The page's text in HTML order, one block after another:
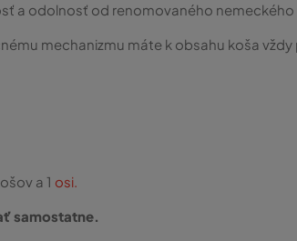
a odolnosť od renomovaného nemeckého
mechanizmu máte k obsahu koša
a 1 osi.
samostatne.